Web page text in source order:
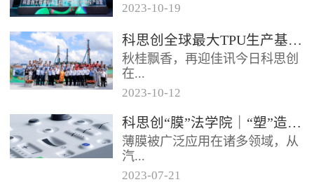
布其全球首条物理回收（MCR）
聚碳酸酯专用生产线已在上海一
体化基地正式投产每年将生产超
过2...
2023-10-19
科思创全球最大TPU生产基地在珠海破土动工
秋桂飘香，再迎佳讯今日科思创
在...
广东珠海正式开工建设其全球最
大热塑性聚氨酯（TPU）生产基
地进一步扩大在华南的产业布局
抓住...
2023-10-12
科思创“膜”法学院｜“塑”造轻薄耐用的 IME 组件
薄膜被广泛应用在诸多领域，从
汽...
2023-07-21